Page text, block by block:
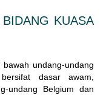
KUASA
undang-undang
dasar awam,
undang Belgium dan